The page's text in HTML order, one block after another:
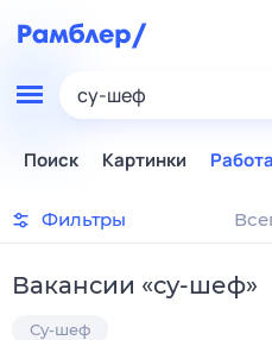
су-шеф
Поиск Картинки Работа
Фильтры
Вакансии «су-шеф»
Су-шеф